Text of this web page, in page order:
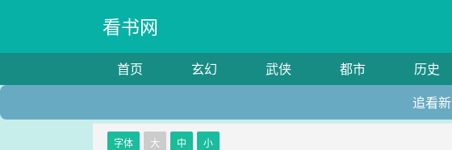
看书网
首页 玄幻 武侠 都市 历史
追看
字体 大 中 小